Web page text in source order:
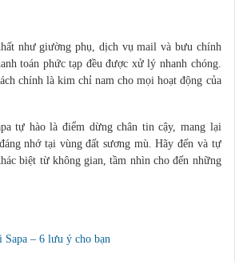
như giường phụ, dịch vụ mail và bưu chính
toán phức tạp đều được xử lý nhanh chóng.
chính là kim chỉ nam cho mọi hoạt động của
tự hào là điểm dừng chân tin cậy, mang lại
nhớ tại vùng đất sương mù. Hãy đến và tự
biệt từ không gian, tầm nhìn cho đến những
Sapa – 6 lưu ý cho bạn